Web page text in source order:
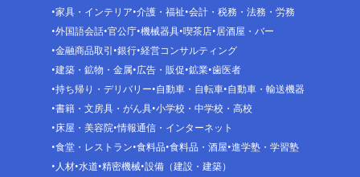
家具・インテリア 介護・福祉 会計・税務・法務・労務
外国語会話 官公庁 機械器具 喫茶店 居酒屋・バー
金融商品取引 銀行 経営コンサルティング
建築・鉱物・金属 広告・販促 鉱業 歯医者
持ち帰り・デリバリー 自動車・自転車 自動車・輸送機器
書籍・文房具・がん具 小学校・中学校・高校
床屋・美容院 情報通信・インターネット
食堂・レストラン 食料品 食料品・酒屋 進学塾・学習塾
人材 水道 精密機械 設備（建設・建築）